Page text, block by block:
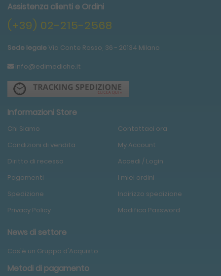
Assistenza clienti e Ordini
(+39) 02-215-2568
Sede legale Via Conte Rosso, 36 - 20134 Milano
info@edimediche.it
Metodi di pagamento
Informazioni Store
Chi Siamo
Condizioni di vendita
Diritto di recesso
Pagamenti
Spedizione
Privacy Policy
Contattaci ora
My Account
Accedi / Login
I miei ordini
Indirizzo spedizione
Modifica Password
News di settore
Cos'è un Gruppo d'Acquisto